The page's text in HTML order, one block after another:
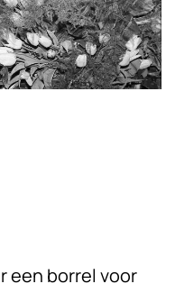
een borrel voor